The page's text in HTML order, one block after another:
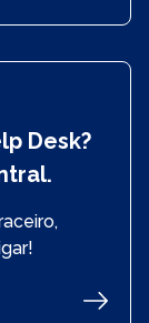
o meu
Desk?